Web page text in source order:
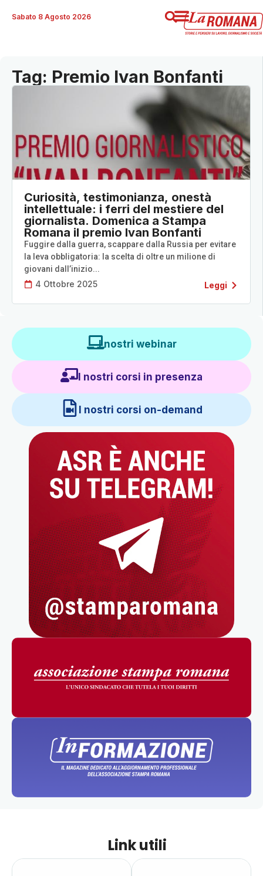
Sabato 8 Agosto 2026
Tag: Premio Ivan Bonfanti
Curiosità, testimonianza, onestà
intellettuale: i ferri del mestiere del
giornalista. Domenica a Stampa
Romana il premio Ivan Bonfanti
Fuggire dalla guerra, scappare dalla Russia per evitare
la leva obbligatoria: la scelta di oltre un milione di
giovani dall’inizio...
4 Ottobre 2025 Leggi
I nostri webinar
I nostri corsi in presenza
I nostri corsi on-demand
Link utili